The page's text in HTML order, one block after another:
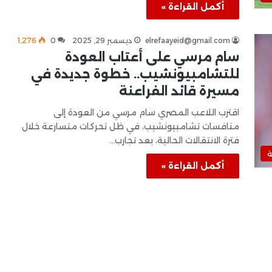
أكمل القراءة »
elrefaayeid@gmail.com ديسمبر 29, 2025 0 1٬276
سام مرسي على أعتاب العودة
للتشامبيونشيب.. خطوة جديدة في
مسيرة قائد الفراعنة
اقترب اللاعب المصري سام مرسي من العودة إلى
منافسات تشامبيونشيب، في ظل تحركات متسارعة خلال
فترة الانتقالات الحالية، بعد تجارب…
أكمل القراءة »